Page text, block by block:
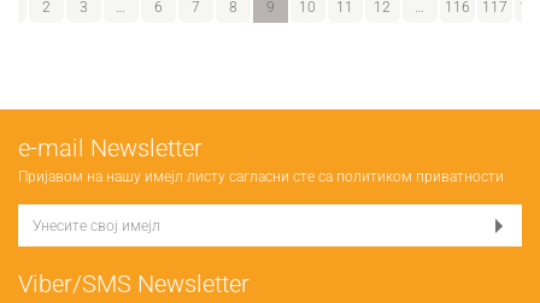
2 3 6 7 8 9 10 11 12 116 117
е-mail Newsletter
Пријавом на нашу имејл листу сагласни сте са политиком приватности
Viber/SMS Newsletter